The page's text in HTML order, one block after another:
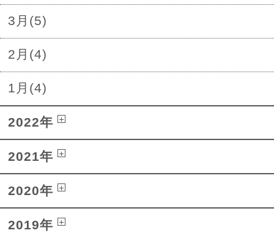
3月(5)
2月(4)
1月(4)
2022年
2021年
2020年
2019年